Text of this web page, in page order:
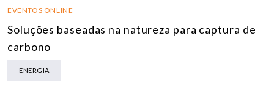
EVENTOS ONLINE
Soluções baseadas na natureza para captura de
carbono
ENERGIA